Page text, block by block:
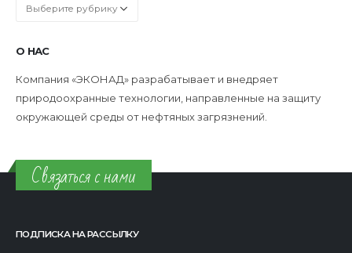
Рубрики
О НАС
Компания «ЭКОНАД» разрабатывает и внедряет
природоохранные технологии, направленные на защиту
окружающей среды от нефтяных загрязнений.
Связаться с нами
ПОДПИСКА НА РАССЫЛКУ